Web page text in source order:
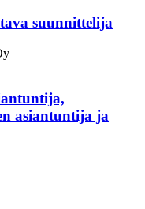
suunnittelija
asiantuntija ja